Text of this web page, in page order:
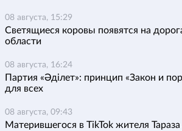
08 августа, 15:29
Светящиеся коровы появятся на
области
08 августа, 16:24
Партия «Әділет»: принцип «Закон и
для всех
08 августа, 09:43
Матерившегося в TikTok жителя Тараза